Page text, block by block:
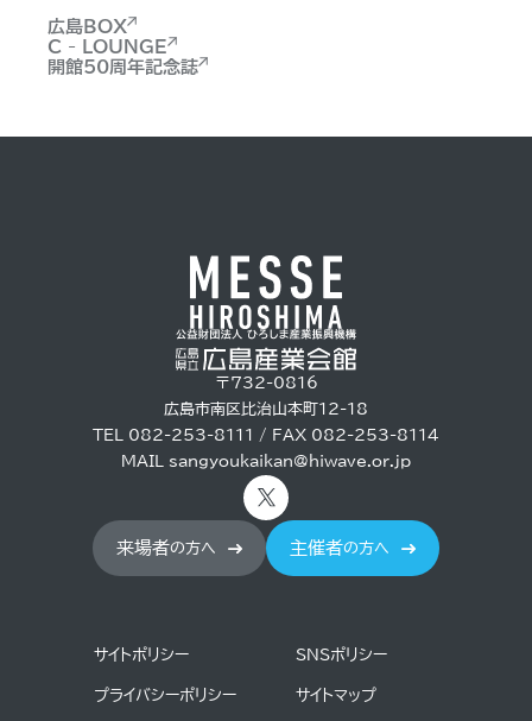
広島BOX
C - LOUNGE
開館50周年記念誌
〒732-0816
広島市南区比治山本町12-18
TEL 082-253-8111 / FAX 082-253-8114
MAIL sangyoukaikan@hiwave.or.jp
来場者の方へ 主催者の方へ
サイトポリシー SNSポリシー
プライバシーポリシー サイトマップ